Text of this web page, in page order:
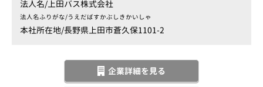
法人名/上田バス株式会社
法人名ふりがな/うえだばすかぶしきかいしゃ
本社所在地/長野県上田市蒼久保1101-2
企業詳細を見る